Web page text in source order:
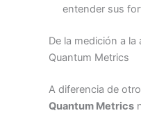
entender sus
De la medición a
Quantum Metrics
A diferencia de
Quantum Metrics